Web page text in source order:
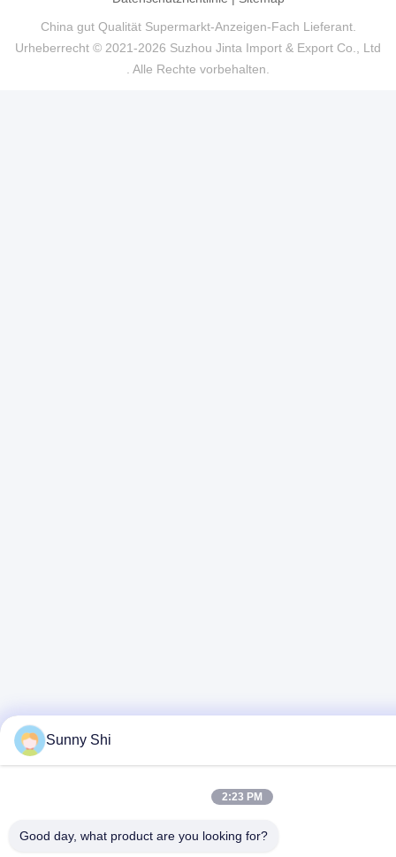
China gut Qualität Supermarkt-Anzeigen-Fach Lieferant.
Urheberrecht © 2021-2026 Suzhou Jinta Import & Export Co., Ltd
. Alle Rechte vorbehalten.
Sunny Shi
2:23 PM
Good day, what product are you looking for?